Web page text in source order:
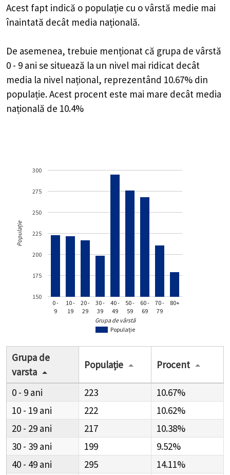
Acest fapt indică o populație cu o vârstă medie mai
înaintată decât media națională.
De asemenea, trebuie menționat că grupa de vârstă
0 - 9 ani se situează la un nivel mai ridicat decât
media la nivel național, reprezentând 10.67% din
populație. Acest procent este mai mare decât media
națională de 10.4%
Populație
0 -
9
10 -
19
20 -
29
30 -
39
40 -
49
50 -
59
60 -
69
70 -
79
80+
150
175
200
225
250
275
300
Grupa de vârstă
Populație
Grupa de
varsta
Populație Procent
0 - 9 223
10.67%
10 - 19
222
10.62%
20 - 29
217
10.38%
30 - 39
199
9.52%
40 - 49
295
14.11%